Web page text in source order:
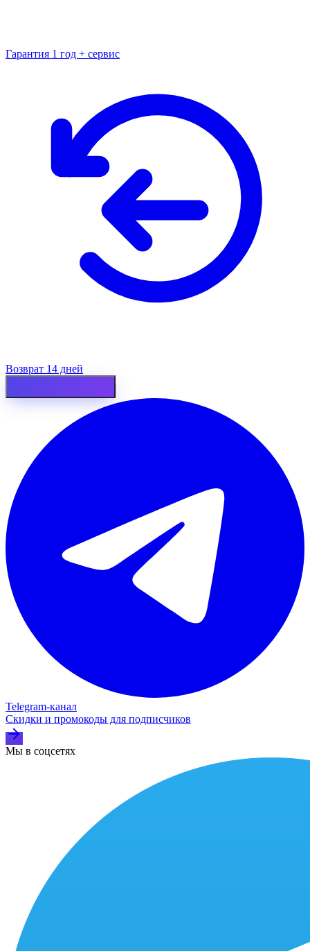
Гарантия 1 год + сервис
Возврат 14 дней
Telegram‑канал
Скидки и промокоды для подписчиков
Мы в соцсетях